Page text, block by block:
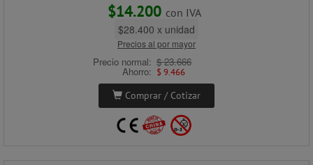
$14.200 con IVA
$28.400 x unidad
Precios al por mayor
Precio normal: $ 23.666
Ahorro: $ 9.466
Comprar / Cotizar